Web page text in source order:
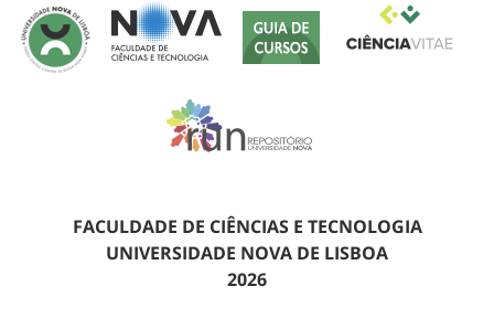
FACULDADE DE CIÊNCIAS E TECNOLOGIA
UNIVERSIDADE NOVA DE LISBOA
2026